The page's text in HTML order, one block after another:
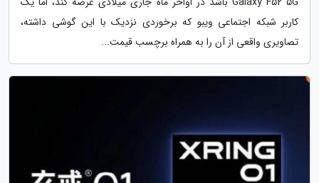
کاربر شبکه اجتماعی ویبو که برخوردی نزدیک با این گوشی داشته،
تصاویری واقعی از آن را به همراه برچسب قیمت...